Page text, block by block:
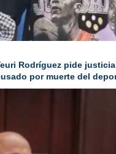
Rodríguez pide
por muerte del